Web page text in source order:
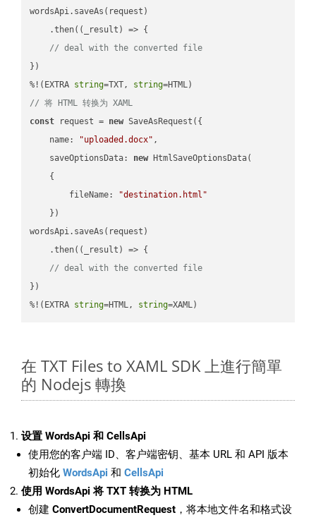
wordsApi.saveAs(request)
    .then(
( _result ) => {
// deal with the converted file
})
%!(EXTRA string=TXT, string
// 将 HTML 转换为 XAML
const request = new SaveAsRequest({
name: "uploaded.docx" ,
saveOptionsData: new HtmlSaveOptionsData(
    {
fileName:
"destination.html"
    })
wordsApi.saveAs(request)
    .then(
( _result ) => {
// deal with the converted file
})
%!(EXTRA string=HTML, string=XAML)
在 TXT Files to XAML SDK 上進行簡單
的 Nodejs 轉換
设置 WordsApi 和 CellsApi
使用您的客户端 ID、客户端密钥、基本 URL 和 API 版本
初始化 WordsApi 和 CellsApi
使用 WordsApi 将 TXT 转换为 HTML
创建 ConvertDocumentRequest ，将本地文件名和格式设